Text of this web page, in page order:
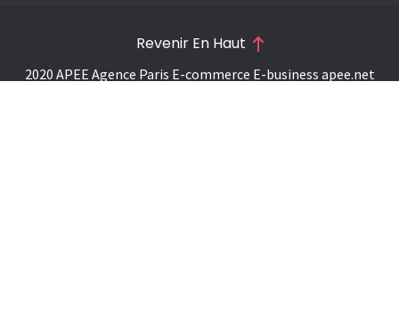
2020 APEE Agence Paris E-commerce E-business apee.net
Revenir En Haut